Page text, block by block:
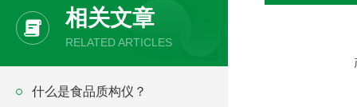
相关文章
RELATED ARTICLES
什么是食品质构仪？